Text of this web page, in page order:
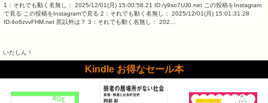
1：それでも動く名無し： 2025/12/01(月) 15:00:58.21 ID:/y9so7UJ0.net この投稿をInstagram
で見る この投稿をInstagramで見る 2：それでも動く名無し： 2025/12/01(月) 15:01:31.28
ID:4o6zvvFHM.net 尻以外は？ 3：それでも動く名無し： 202…
いたしん！
Kindle お得なセール本